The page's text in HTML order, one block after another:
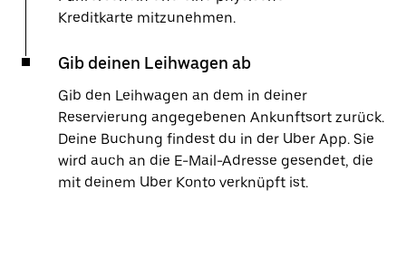
Kreditkarte mitzunehmen.
Gib deinen Leihwagen ab
Gib den Leihwagen an dem in deiner
Reservierung angegebenen Ankunftsort zurück.
Deine Buchung findest du in der Uber App. Sie
wird auch an die E-Mail-Adresse gesendet, die
mit deinem Uber Konto verknüpft ist.